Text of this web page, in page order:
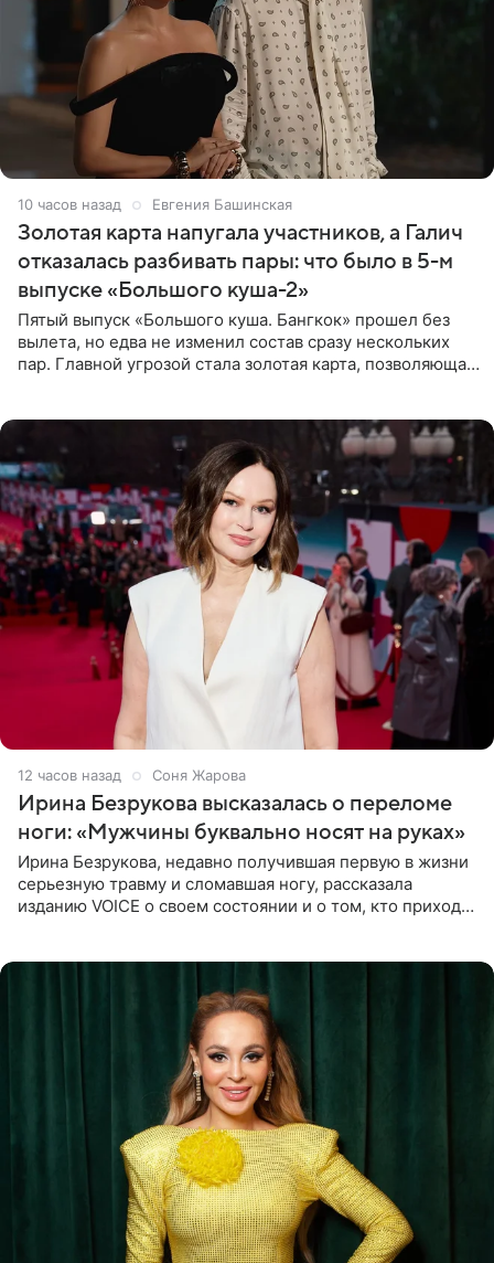
10 часов назад Евгения Башинская
Золотая карта напугала участников, а Галич
отказалась разбивать пары: что было в 5-м
выпуске «Большого куша-2»
Пятый выпуск «Большого куша. Бангкок» прошел без
вылета, но едва не изменил состав сразу нескольких
пар. Главной угрозой стала золотая карта, позволяющая
12 часов назад Соня Жарова
Ирина Безрукова высказалась о переломе
ноги: «Мужчины буквально носят на руках»
Ирина Безрукова, недавно получившая первую в жизни
серьезную травму и сломавшая ногу, рассказала
изданию VOICE о своем состоянии и о том, кто приходит